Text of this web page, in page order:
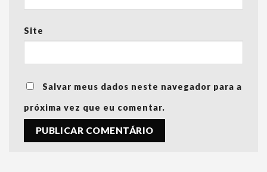
Site
Salvar meus dados neste navegador para a
próxima vez que eu comentar.